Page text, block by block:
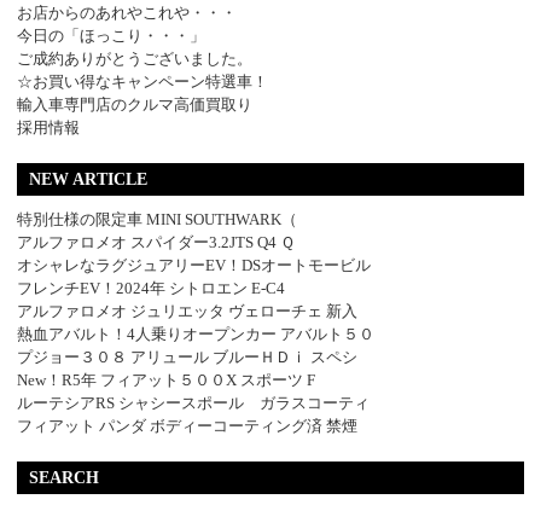
お店からのあれやこれや・・・
今日の「ほっこり・・・」
ご成約ありがとうございました。
☆お買い得なキャンペーン特選車！
輸入車専門店のクルマ高価買取り
採用情報
NEW ARTICLE
特別仕様の限定車 MINI SOUTHWARK（
アルファロメオ スパイダー3.2JTS Q4 Ｑ
オシャレなラグジュアリーEV！DSオートモービル
フレンチEV！2024年 シトロエン E-C4
アルファロメオ ジュリエッタ ヴェローチェ 新入
熱血アバルト！4人乗りオープンカー アバルト５０
プジョー３０８ アリュール ブルーＨＤｉ スペシ
New！R5年 フィアット５００X スポーツ F
ルーテシアRS シャシースポール ガラスコーティ
フィアット パンダ ボディーコーティング済 禁煙
SEARCH